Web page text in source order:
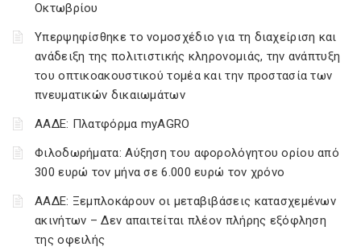
Οκτωβρίου
Υπερψηφίσθηκε το νομοσχέδιο για τη διαχείριση και
ανάδειξη της πολιτιστικής κληρονομιάς, την ανάπτυξη
του οπτικοακουστικού τομέα και την προστασία των
πνευματικών δικαιωμάτων
ΑΑΔΕ: Πλατφόρμα myAGRO
Φιλοδωρήματα: Αύξηση του αφορολόγητου ορίου από
300 ευρώ τον μήνα σε 6.000 ευρώ τον χρόνο
ΑΑΔΕ: Ξεμπλοκάρουν οι μεταβιβάσεις κατασχεμένων
ακινήτων – Δεν απαιτείται πλέον πλήρης εξόφληση
της οφειλής